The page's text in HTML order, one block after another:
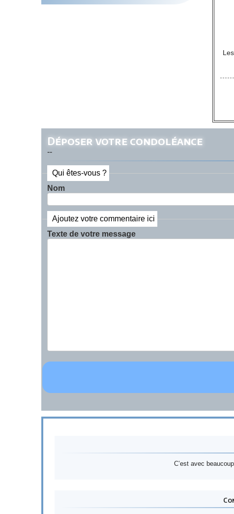
Déposer votre condoléance
--
Qui êtes-vous ?
Nom
Ajoutez votre commentaire ici
Texte de votre message
C’est avec